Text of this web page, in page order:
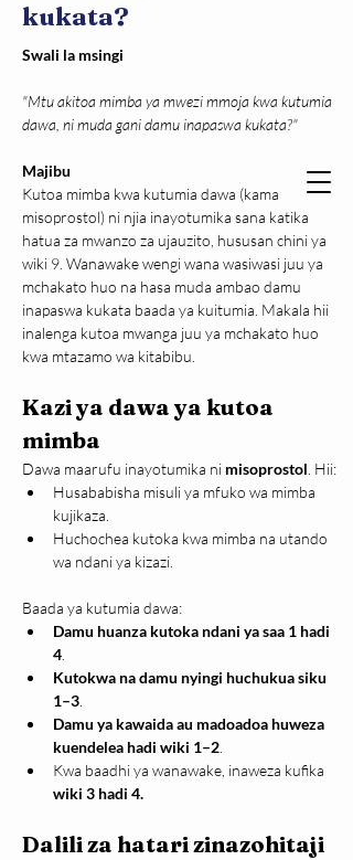
kukata?
Swali la msingi
"Mtu akitoa mimba ya mwezi mmoja kwa kutumia
dawa, ni muda gani damu inapaswa kukata?"
Majibu
Kutoa mimba kwa kutumia dawa (kama
misoprostol) ni njia inayotumika sana katika
hatua za mwanzo za ujauzito, hususan chini ya
wiki 9. Wanawake wengi wana wasiwasi juu ya
mchakato huo na hasa muda ambao damu
inapaswa kukata baada ya kuitumia. Makala hii
inalenga kutoa mwanga juu ya mchakato huo
kwa mtazamo wa kitabibu.
Kazi ya dawa ya kutoa
mimba
Dawa maarufu inayotumika ni misoprostol . Hii:
Husababisha misuli ya mfuko wa mimba
kujikaza.
Huchochea kutoka kwa mimba na utando
wa ndani ya kizazi.
Baada ya kutumia dawa:
Damu huanza kutoka ndani ya saa 1 hadi
4
Kutokwa na damu nyingi huchukua siku
1–3
Damu ya kawaida au madoadoa huweza
kuendelea hadi wiki 1–2
Kwa baadhi ya wanawake, inaweza kufika
wiki 3 hadi 4.
Dalili za hatari zinazohitaji